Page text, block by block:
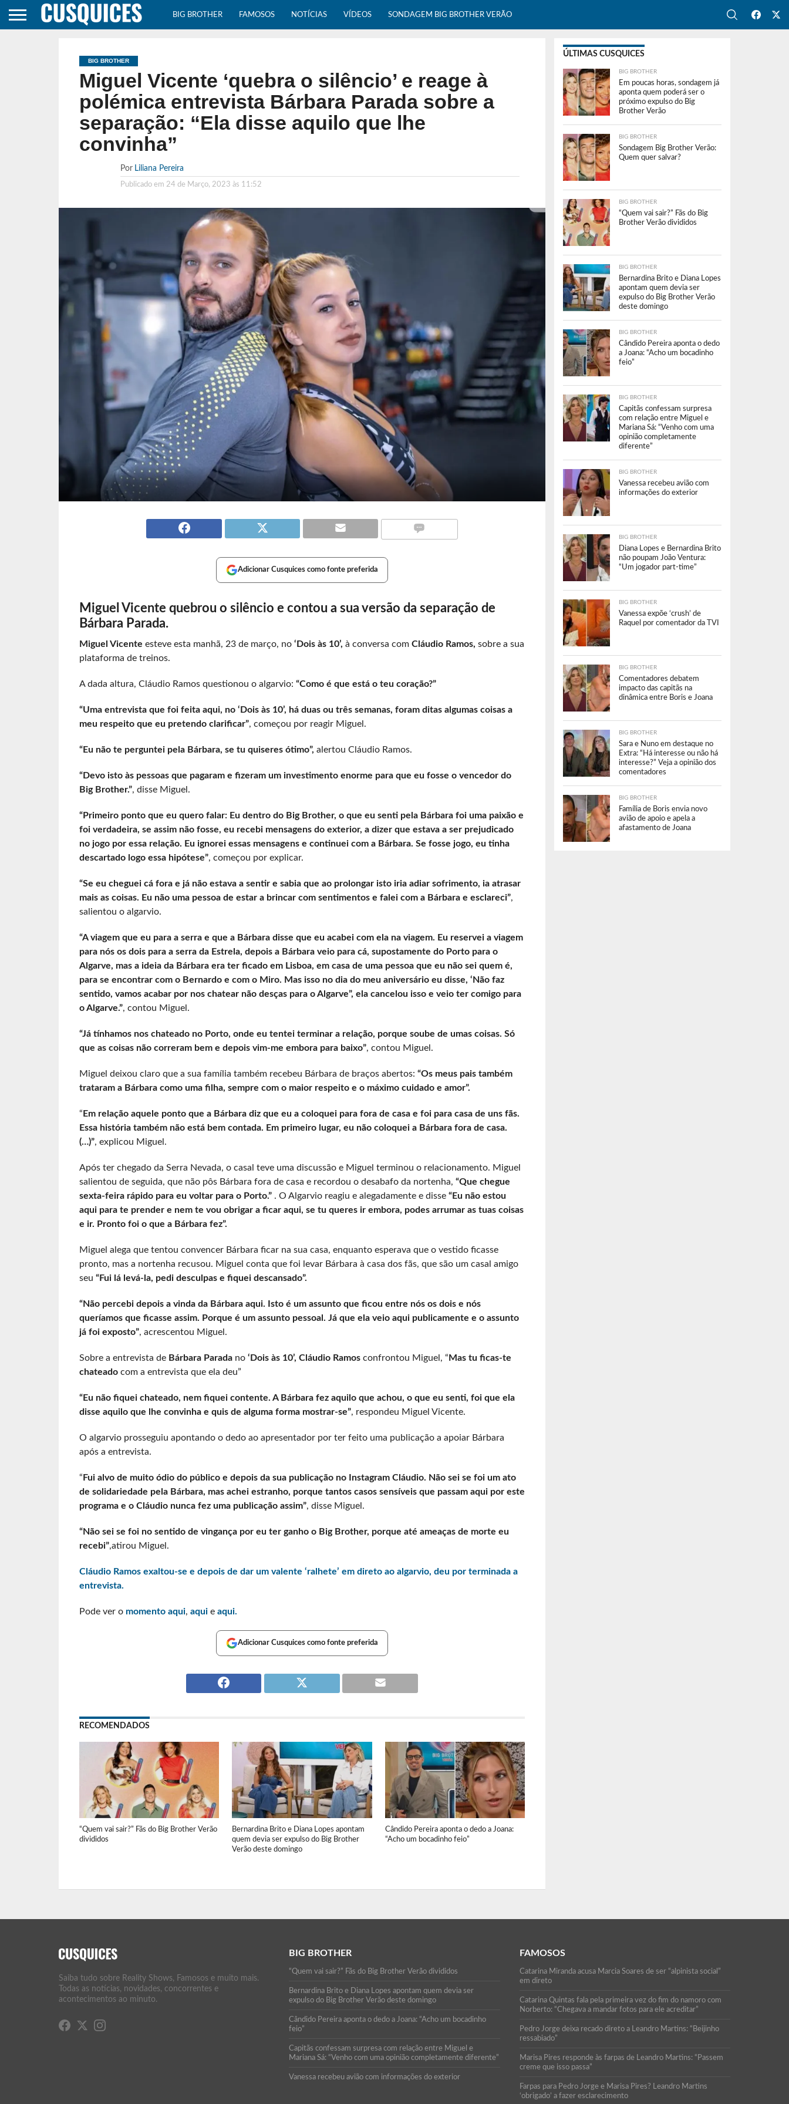
BIG BROTHER FAMOSOS NOTÍCIAS VÍDEOS SONDAGEM BIG BROTHER VERÃO
BIG BROTHER
Miguel Vicente ‘quebra o silêncio’ e reage à
polémica entrevista Bárbara Parada sobre a
separação: “Ela disse aquilo que lhe
convinha”
Por Liliana Pereira
Publicado em 24 de Março, 2023 às 11:52
Adicionar Cusquices como fonte preferida
Miguel Vicente quebrou o silêncio e contou a sua versão da separação de
Bárbara Parada.
Miguel Vicente esteve esta manhã, 23 de março, no‘Dois às 10’, à conversa com Cláudio Ramos, sobre a sua
plataforma de treinos.
A dada altura, Cláudio Ramos questionou o algarvio: “Como é que está o teu coração?”
“Uma entrevista que foi feita aqui, no ‘Dois às 10’, há duas ou três semanas, foram ditas algumas coisas a
meu respeito que eu pretendo clarificar”, começou por reagir Miguel.
“Eu não te perguntei pela Bárbara, se tu quiseres ótimo”, alertou Cláudio Ramos.
“Devo isto às pessoas que pagaram e fizeram um investimento enorme para que eu fosse o vencedor do
Big Brother.”, disse Miguel.
“Primeiro ponto que eu quero falar: Eu dentro do Big Brother, o que eu senti pela Bárbara foi uma paixão e
foi verdadeira, se assim não fosse, eu recebi mensagens do exterior, a dizer que estava a ser prejudicado
no jogo por essa relação. Eu ignorei essas mensagens e continuei com a Bárbara. Se fosse jogo, eu tinha
descartado logo essa hipótese”, começou por explicar.
“Se eu cheguei cá fora e já não estava a sentir e sabia que ao prolongar isto iria adiar sofrimento, ia atrasar
mais as coisas. Eu não uma pessoa de estar a brincar com sentimentos e falei com a Bárbara e esclareci”,
salientou o algarvio.
“A viagem que eu para a serra e que a Bárbara disse que eu acabei com ela na viagem. Eu reservei a viagem
para nós os dois para a serra da Estrela, depois a Bárbara veio para cá, supostamente do Porto para o
Algarve, mas a ideia da Bárbara era ter ficado em Lisboa, em casa de uma pessoa que eu não sei quem é,
para se encontrar com o Bernardo e com o Miro. Mas isso no dia do meu aniversário eu disse, ‘Não faz
sentido, vamos acabar por nos chatear não desças para o Algarve”, ela cancelou isso e veio ter comigo para
o Algarve.”, contou Miguel.
“Já tínhamos nos chateado no Porto, onde eu tentei terminar a relação, porque soube de umas coisas. Só
que as coisas não correram bem e depois vim-me embora para baixo”, contou Miguel.
Miguel deixou claro que a sua família também recebeu Bárbara de braços abertos: “Os meus pais também
trataram a Bárbara como uma filha, sempre com o maior respeito e o máximo cuidado e amor”.
“ Em relação aquele ponto que a Bárbara diz que eu a coloquei para fora de casa e foi para casa de uns fãs.
Essa história também não está bem contada. Em primeiro lugar, eu não coloquei a Bárbara fora de casa.
(…)”, explicou Miguel.
Após ter chegado da Serra Nevada, o casal teve uma discussão e Miguel terminou o relacionamento. Miguel
salientou de seguida, que não pôs Bárbara fora de casa e recordou o desabafo da nortenha, “Que chegue
sexta-feira rápido para eu voltar para o Porto.” . O Algarvio reagiu e alegadamente e disse “Eu não estou
aqui para te prender e nem te vou obrigar a ficar aqui, se tu queres ir embora, podes arrumar as tuas coisas
e ir. Pronto foi o que a Bárbara fez”.
Miguel alega que tentou convencer Bárbara ficar na sua casa, enquanto esperava que o vestido ficasse
pronto, mas a nortenha recusou. Miguel conta que foi levar Bárbara à casa dos fãs, que são um casal amigo
seu “Fui lá levá-la, pedi desculpas e fiquei descansado”.
“Não percebi depois a vinda da Bárbara aqui. Isto é um assunto que ficou entre nós os dois e nós
queríamos que ficasse assim. Porque é um assunto pessoal. Já que ela veio aqui publicamente e o assunto
já foi exposto”, acrescentou Miguel.
Sobre a entrevista de Bárbara Paradano‘Dois às 10’, Cláudio Ramosconfrontou Miguel, “ Mas tu ficas-te
chateadocom a entrevista que ela deu”
“Eu não fiquei chateado, nem fiquei contente. A Bárbara fez aquilo que achou, o que eu senti, foi que ela
disse aquilo que lhe convinha e quis de alguma forma mostrar-se”, respondeu Miguel Vicente.
O algarvio prosseguiu apontando o dedo ao apresentador por ter feito uma publicação a apoiar Bárbara
após a entrevista.
“ Fui alvo de muito ódio do público e depois da sua publicação no Instagram Cláudio. Não sei se foi um ato
de solidariedade pela Bárbara, mas achei estranho, porque tantos casos sensíveis que passam aqui por este
programa e o Cláudio nunca fez uma publicação assim”, disse Miguel.
“Não sei se foi no sentido de vingança por eu ter ganho o Big Brother, porque até ameaças de morte eu
recebi”,atirou Miguel.
Cláudio Ramos exaltou-se e depois de dar um valente ‘ralhete’ em direto ao algarvio, deu por terminada a
entrevista.
Pode ver o momento aqui, aquie aqui.
Adicionar Cusquices como fonte preferida
RECOMENDADOS
“Quem vai sair?” Fãs do Big Brother Verão
divididos
Bernardina Brito e Diana Lopes apontam
quem devia ser expulso do Big Brother
Verão deste domingo
Cândido Pereira aponta o dedo a Joana:
“Acho um bocadinho feio”
ÚLTIMAS CUSQUICES
BIG BROTHER
Em poucas horas, sondagem já
aponta quem poderá ser o
próximo expulso do Big
Brother Verão
BIG BROTHER
Sondagem Big Brother Verão:
Quem quer salvar?
BIG BROTHER
“Quem vai sair?” Fãs do Big
Brother Verão divididos
BIG BROTHER
Bernardina Brito e Diana Lopes
apontam quem devia ser
expulso do Big Brother Verão
deste domingo
BIG BROTHER
Cândido Pereira aponta o dedo
a Joana: “Acho um bocadinho
feio”
BIG BROTHER
Capitãs confessam surpresa
com relação entre Miguel e
Mariana Sá: “Venho com uma
opinião completamente
diferente”
BIG BROTHER
Vanessa recebeu avião com
informações do exterior
BIG BROTHER
Diana Lopes e Bernardina Brito
não poupam João Ventura:
“Um jogador part-time”
BIG BROTHER
Vanessa expõe ‘crush’ de
Raquel por comentador da TVI
BIG BROTHER
Comentadores debatem
impacto das capitãs na
dinâmica entre Boris e Joana
BIG BROTHER
Sara e Nuno em destaque no
Extra: “Há interesse ou não há
interesse?” Veja a opinião dos
comentadores
BIG BROTHER
Família de Boris envia novo
avião de apoio e apela a
afastamento de Joana
Saiba tudo sobre Reality Shows, Famosos e muito mais.
Todas as notícias, novidades, concorrentes e
acontecimentos ao minuto.
BIG BROTHER
“Quem vai sair?” Fãs do Big Brother Verão divididos
Bernardina Brito e Diana Lopes apontam quem devia ser
expulso do Big Brother Verão deste domingo
Cândido Pereira aponta o dedo a Joana: “Acho um bocadinho
feio”
Capitãs confessam surpresa com relação entre Miguel e
Mariana Sá: “Venho com uma opinião completamente diferente”
Vanessa recebeu avião com informações do exterior
FAMOSOS
Catarina Miranda acusa Marcia Soares de ser “alpinista social”
em direto
Catarina Quintas fala pela primeira vez do fim do namoro com
Norberto: “Chegava a mandar fotos para ele acreditar”
Pedro Jorge deixa recado direto a Leandro Martins: “Beijinho
ressabiado”
Marisa Pires responde às farpas de Leandro Martins: “Passem
creme que isso passa”
Farpas para Pedro Jorge e Marisa Pires? Leandro Martins
‘obrigado’ a fazer esclarecimento